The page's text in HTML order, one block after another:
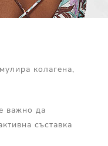
колагена,
важно да
съставка